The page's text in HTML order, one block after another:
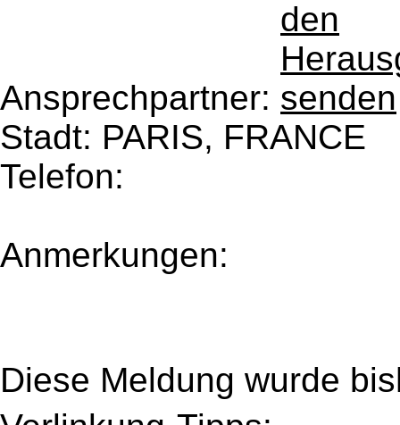
Ansprechpartner:
Stadt: PARIS, FRANCE
Telefon:
Anmerkungen:
Diese Meldung wurde